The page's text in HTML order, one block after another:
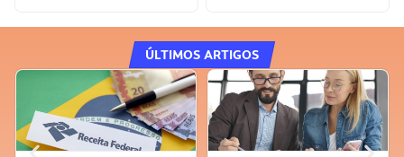
ÚLTIMOS ARTIGOS